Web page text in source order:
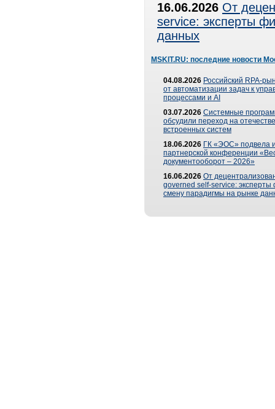
16.06.2026 От
service: эксперты
данных
MSKIT.RU: последние новости
04.08.2026 Российский RPA-
от автоматизации задач к
процессами и AI
03.07.2026 Системные
обсудили переход на
встроенных систем
18.06.2026 ГК «ЭОС» подвела
партнерской конференции
документооборот – 2026»
16.06.2026 От
governed self-service: эксперты
смену парадигмы на рынке